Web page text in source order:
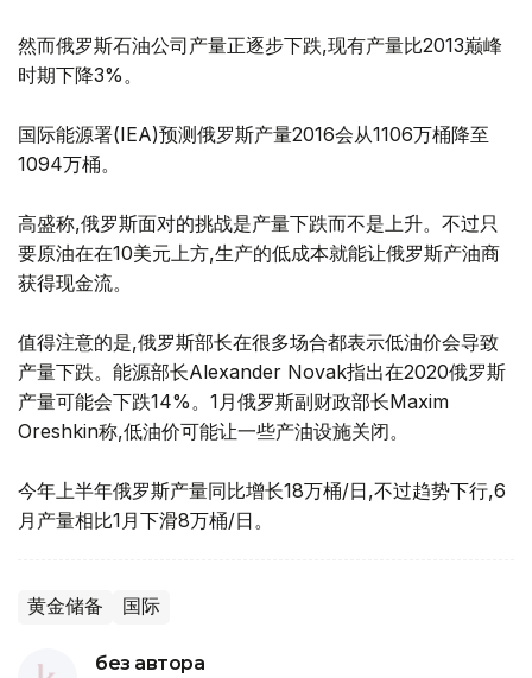
然而俄罗斯石油公司产量正逐步下跌,现有产量比2013巅峰
时期下降3%。
国际能源署(IEA)预测俄罗斯产量2016会从1106万桶降至
1094万桶。
高盛称,俄罗斯面对的挑战是产量下跌而不是上升。不过只
要原油在在10美元上方,生产的低成本就能让俄罗斯产油商
获得现金流。
值得注意的是,俄罗斯部长在很多场合都表示低油价会导致
产量下跌。能源部长Alexander Novak指出在2020俄罗斯
产量可能会下跌14%。1月俄罗斯副财政部长Maxim
Oreshkin称,低油价可能让一些产油设施关闭。
今年上半年俄罗斯产量同比增长18万桶/日,不过趋势下行,6
月产量相比1月下滑8万桶/日。
黄金储备 国际
без автора